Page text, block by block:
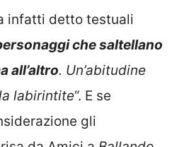
infatti detto testuali
che saltellano
all’altro. Un’abitudine
labirintite“. E se
gli